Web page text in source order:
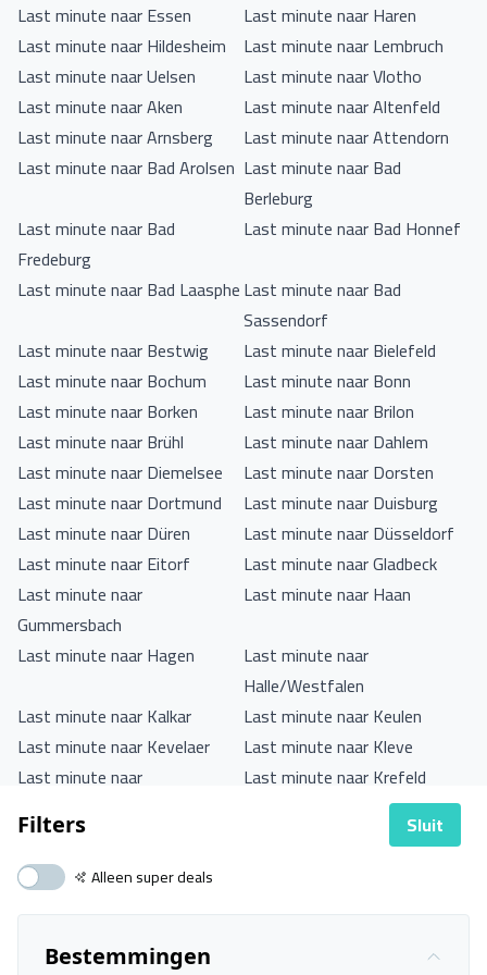
Filters Sluit
Alleen super deals
Bestemmingen
Last minute naar Essen
Last minute naar Haren
Last minute naar Hildesheim Last minute naar Lembruch
Last minute naar Uelsen
Last minute naar Vlotho
Last minute naar Aken
Last minute naar Altenfeld
Last minute naar Arnsberg
Last minute naar Attendorn
Last minute naar Bad Arolsen Last minute naar Bad
Berleburg
Last minute naar Bad
Fredeburg
Last minute naar Bad Honnef
Last minute naar Bad LaaspheLast minute naar Bad
Sassendorf
Last minute naar Bestwig
Last minute naar Bielefeld
Last minute naar Bochum
Last minute naar Bonn
Last minute naar Borken
Last minute naar Brilon
Last minute naar Brühl
Last minute naar Dahlem
Last minute naar Diemelsee
Last minute naar Dorsten
Last minute naar Dortmund
Last minute naar Duisburg
Last minute naar Düren
Last minute naar Düsseldorf
Last minute naar Eitorf
Last minute naar Gladbeck
Last minute naar
Gummersbach
Last minute naar Haan
Last minute naar Hagen
Last minute naar
Halle/Westfalen
Last minute naar Kalkar
Last minute naar Keulen
Last minute naar Kevelaer
Last minute naar Kleve
Last minute naar
Königswinter
Last minute naar Krefeld
Last minute naar Lippstadt
Last minute naar Lüdenscheid
Last minute naar Meckenheim
Last minute naar Meschede
Last minute naar Niederkassel
Last minute naar Nieheim